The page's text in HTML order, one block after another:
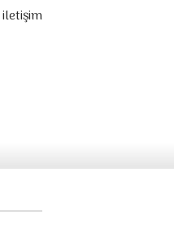
iletişim